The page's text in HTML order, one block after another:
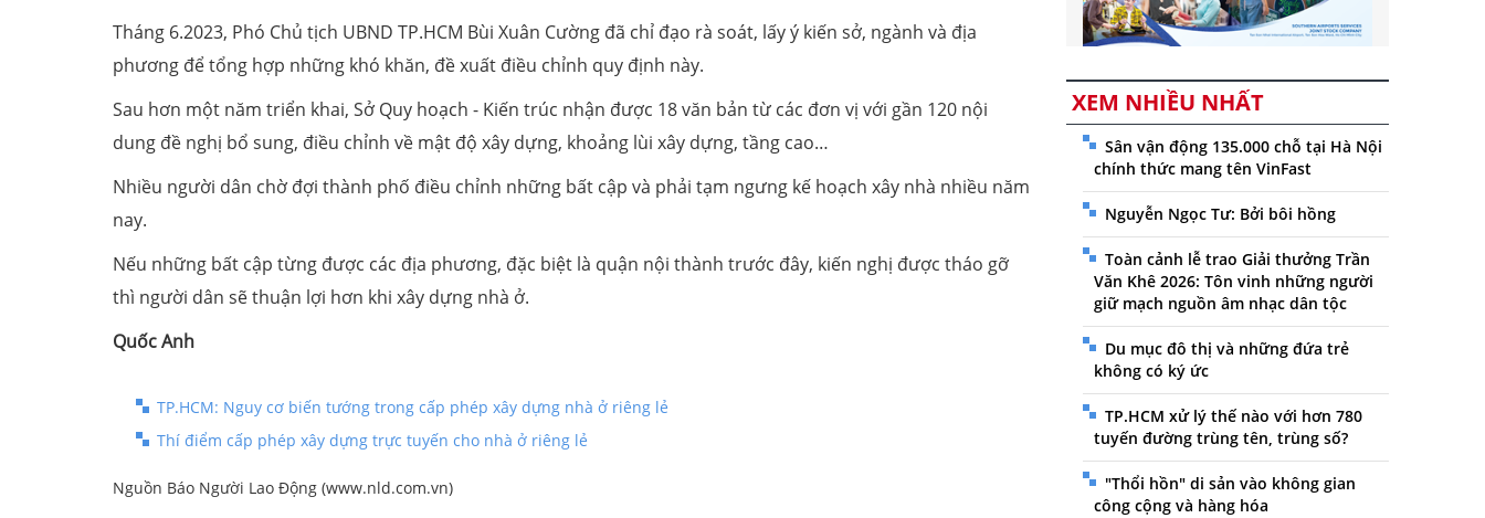
Tháng 6.2023, Phó Chủ tịch UBND TP.HCM Bùi Xuân Cường đã chỉ đạo rà soát, lấy ý kiến sở, ngành và địa
phương để tổng hợp những khó khăn, đề xuất điều chỉnh quy định này.
Sau hơn một năm triển khai, Sở Quy hoạch - Kiến trúc nhận được 18 văn bản từ các đơn vị với gần 120 nội
dung đề nghị bổ sung, điều chỉnh về mật độ xây dựng, khoảng lùi xây dựng, tầng cao…
Nhiều người dân chờ đợi thành phố điều chỉnh những bất cập và phải tạm ngưng kế hoạch xây nhà nhiều năm
nay.
Nếu những bất cập từng được các địa phương, đặc biệt là quận nội thành trước đây, kiến nghị được tháo gỡ
thì người dân sẽ thuận lợi hơn khi xây dựng nhà ở.
Quốc Anh
TP.HCM: Nguy cơ biến tướng trong cấp phép xây dựng nhà ở riêng lẻ
Thí điểm cấp phép xây dựng trực tuyến cho nhà ở riêng lẻ
Nguồn Báo Người Lao Động (www.nld.com.vn)
XEM NHIỀU NHẤT
Sân vận động 135.000 chỗ tại Hà Nội
chính thức mang tên VinFast
Nguyễn Ngọc Tư: Bởi bôi hồng
Toàn cảnh lễ trao Giải thưởng Trần
Văn Khê 2026: Tôn vinh những người
giữ mạch nguồn âm nhạc dân tộc
Du mục đô thị và những đứa trẻ
không có ký ức
TP.HCM xử lý thế nào với hơn 780
tuyến đường trùng tên, trùng số?
"Thổi hồn" di sản vào không gian
công cộng và hàng hóa